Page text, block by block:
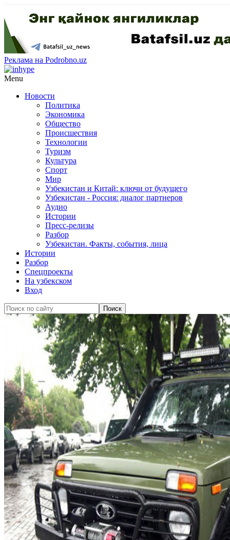
Реклама на Podrobno.uz
Menu
Новости
Политика
Экономика
Общество
Происшествия
Технологии
Туризм
Культура
Спорт
Мир
Узбекистан и Китай: ключи от будущего
Узбекистан - Россия: диалог партнеров
Аудио
Истории
Пресс-релизы
Разбор
Узбекистан. Факты, события, лица
Истории
Разбор
Спецпроекты
На узбекском
Вход